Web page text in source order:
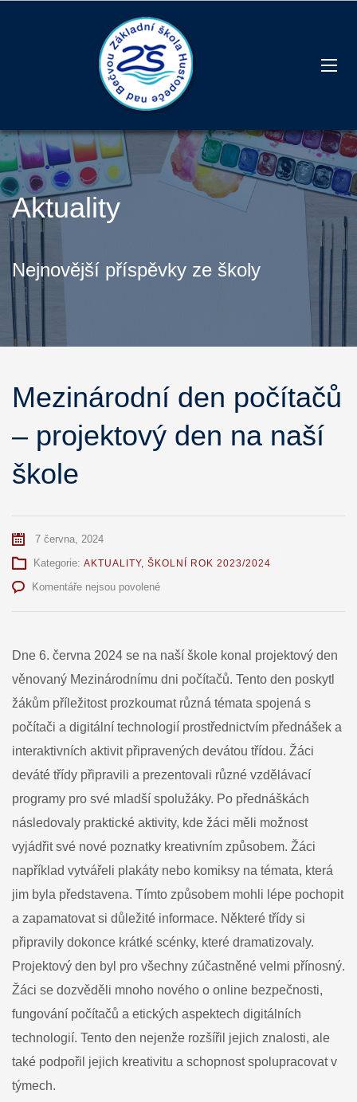
Aktuality
Nejnovější příspěvky ze školy
Mezinárodní den počítačů
– projektový den na naší
škole
7 června, 2024
Kategorie: AKTUALITY, ŠKOLNÍ ROK 2023/2024
Komentáře nejsou povolenéu
Mezinárodní
počítačů
–
den
na
škole
Dne 6. června 2024 se na naší škole konal projektový den
věnovaný Mezinárodnímu dni počítačů. Tento den poskytl
žákům příležitost prozkoumat různá témata spojená s
počítači a digitální technologií prostřednictvím přednášek a
interaktivních aktivit připravených devátou třídou. Žáci
deváté třídy připravili a prezentovali různé vzdělávací
programy pro své mladší spolužáky. Po přednáškách
následovaly praktické aktivity, kde žáci měli možnost
vyjádřit své nové poznatky kreativním způsobem. Žáci
například vytvářeli plakáty nebo komiksy na témata, která
jim byla představena. Tímto způsobem mohli lépe pochopit
a zapamatovat si důležité informace. Některé třídy si
připravily dokonce krátké scénky, které dramatizovaly.
Projektový den byl pro všechny zúčastněné velmi přínosný.
Žáci se dozvěděli mnoho nového o online bezpečnosti,
fungování počítačů a etických aspektech digitálních
technologií. Tento den nejenže rozšířil jejich znalosti, ale
také podpořil jejich kreativitu a schopnost spolupracovat v
týmech.